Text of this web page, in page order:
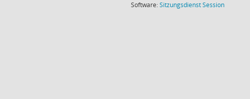
Software:SitzungsdienstSession(Wird in